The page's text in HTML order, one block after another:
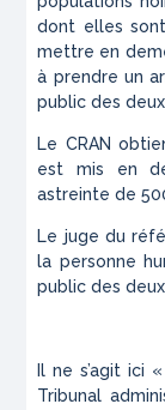
dont elles
mettre en
à prendre un
public des
Le CRAN
est mis en
astreinte de
Le juge du
la personne
public des
Il ne s’agit ici
Tribunal